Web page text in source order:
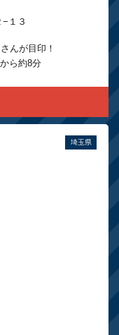
１３
んが目印！
ら約8分
埼玉県